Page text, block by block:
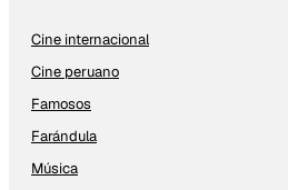
Cine internacional
Cine peruano
Famosos
Farándula
Música